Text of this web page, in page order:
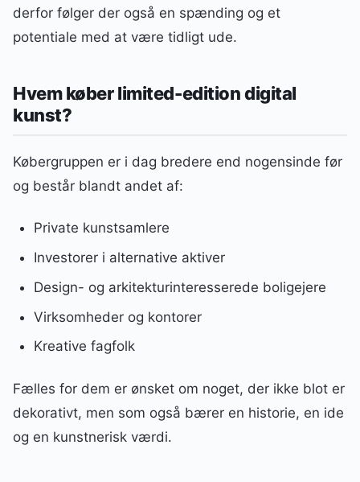
derfor følger der også en spænding og et
potentiale med at være tidligt ude.
Hvem køber limited-edition digital
kunst?
Købergruppen er i dag bredere end nogensinde før
og består blandt andet af:
Private kunstsamlere
Investorer i alternative aktiver
Design- og arkitekturinteresserede boligejere
Virksomheder og kontorer
Kreative fagfolk
Fælles for dem er ønsket om noget, der ikke blot er
dekorativt, men som også bærer en historie, en ide
og en kunstnerisk værdi.